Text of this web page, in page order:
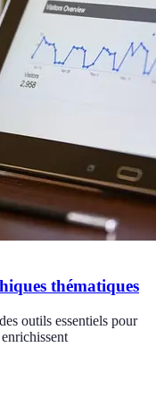
thématiques
outils essentiels pour